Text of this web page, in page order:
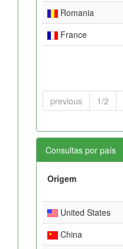
Romania
France
previous 1/2
Consultas por país
Origem
United States
China